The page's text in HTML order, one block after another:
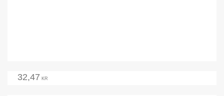
32,47 KR